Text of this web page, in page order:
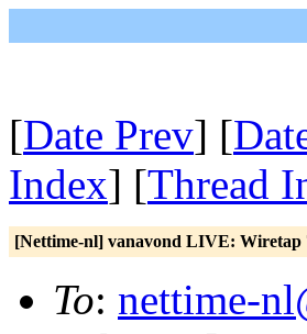
[Date Prev] [
Index] [Thread
[Nettime-nl] vanavond LIVE: Wiretap
To: nettime-